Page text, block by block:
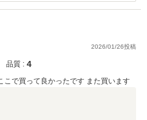
た。今回は実車確認なしで塗装まで
ようしっかりご確認いただきなが
きました。 納車後におきましても、
ますので、何か不具合が生じまして
でございます。ご安心ください。
供することを努力していきますの
願いいたします。安全安心なカーラ
2026/01/26投稿
品質 : 4
こで買って良かったです また買います